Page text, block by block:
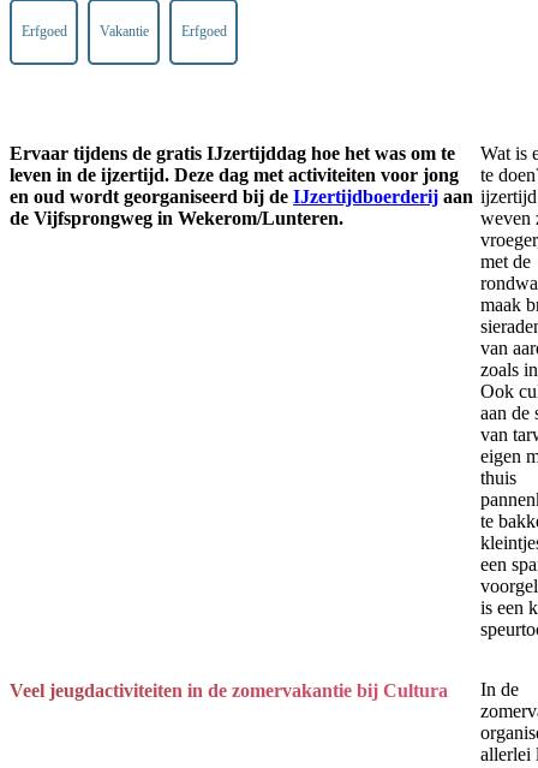
Erfgoed Vakantie Erfgoed
Ervaar tijdens de gratis IJzertijddag hoe het was om te
leven in de ijzertijd. Deze dag met activiteiten voor jong
en oud wordt georganiseerd bij de IJzertijdboerderij aan
de Vijfsprongweg in Wekerom/Lunteren.
Wat is
te
weven
met de
maak
van
zoals
Ook
aan de
van
eigen
thuis
te
een
is een
Veel jeugdactiviteiten in de zomervakantie bij Cultura
In de
allerlei